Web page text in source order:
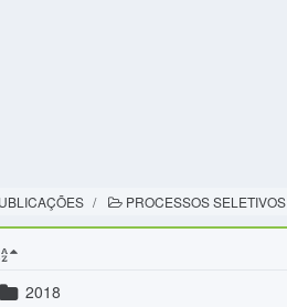
PROCESSOS SELETIVOS
2018